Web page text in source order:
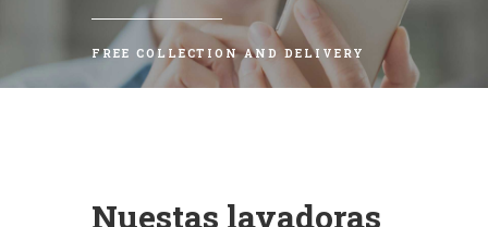
FREE COLLECTION AND DELIVERY
Nuestas lavadoras